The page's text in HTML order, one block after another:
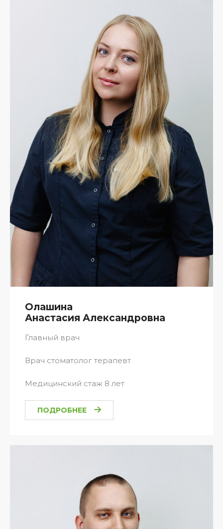
Олашина
Анастасия Александровна
Главный врач
Врач стоматолог терапевт
Медицинский стаж 8 лет
ПОДРОБНЕЕ